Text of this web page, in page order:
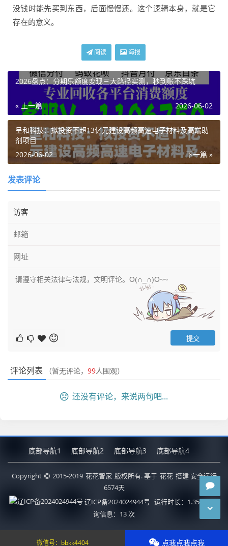
没钱时能先买到东西，后面慢慢还。这个逻辑本身，就是它
存在的意义。
阅读 海报
2026盘点：分期乐额度变现三大路径实测，秒到账不踩坑
« 上一篇 2026-06-02
呈和科技：拟投资不超13亿元建设高频高速电子材料及高端助
剂项目
下一篇 »
2026-06-02
发表评论
评论列表 （暂无评论， 99人围观）
还没有评论，来说两句吧...
底部导航1 底部导航2 底部导航3 底部导航4
Copyright 2015-2019 花花智家 版权所有. 基于 花花 搭建 安全运行
6574天
辽ICP备2024024944号 运行时长：1.357秒
询信息：13 次
微信号： bbkk4404 点我点我点我